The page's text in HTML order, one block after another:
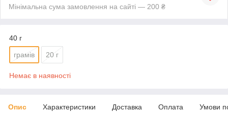
Мінімальна сума замовлення на сайті — 200 ₴
40 г
грамів 20 г
Немає в наявності
Опис Характеристики Доставка Оплата Умови